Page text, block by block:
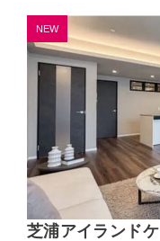
NEW
芝浦アイランド